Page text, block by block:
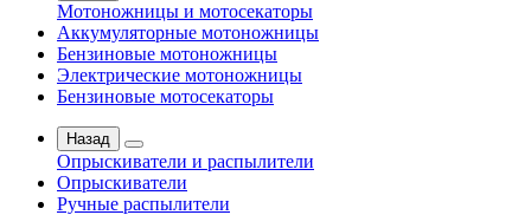
Мотоножницы и мотосекаторы
Аккумуляторные мотоножницы
Бензиновые мотоножницы
Электрические мотоножницы
Бензиновые мотосекаторы
Назад
Опрыскиватели и распылители
Опрыскиватели
Ручные распылители